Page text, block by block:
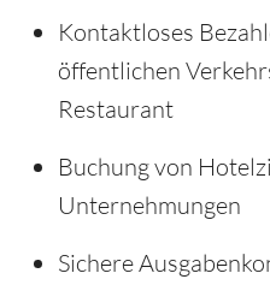
Kontaktloses
öffentlichen
Restaurant
Buchung von
Unternehmungen
Sichere